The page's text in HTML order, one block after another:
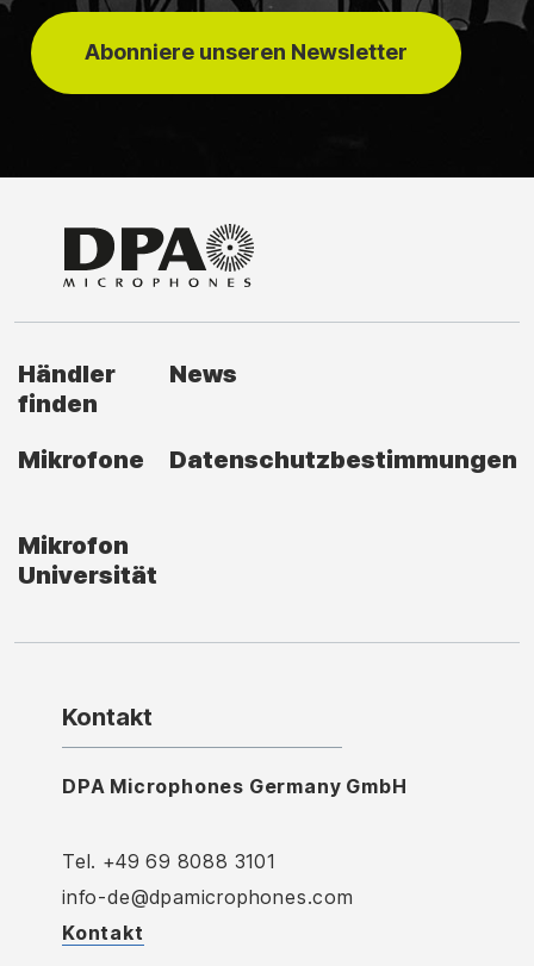
Abonniere unseren Newsletter
Händler
finden
News
Mikrofone Datenschutzbestimmungen
Mikrofon
Universität
Kontakt
DPA Microphones Germany GmbH
Tel. +49 69 8088 3101
info-de@dpamicrophones.com
Kontakt